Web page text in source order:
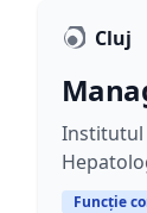
Cluj
Institutul
Funcție